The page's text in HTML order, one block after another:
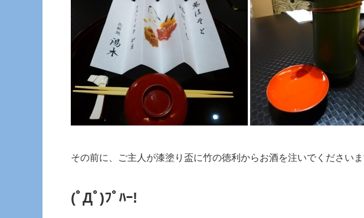
その前に、ご主人が漆塗り盃に竹の徳利からお酒を注いでくださいま
(ﾟДﾟ)ﾌﾟﾊｰ!